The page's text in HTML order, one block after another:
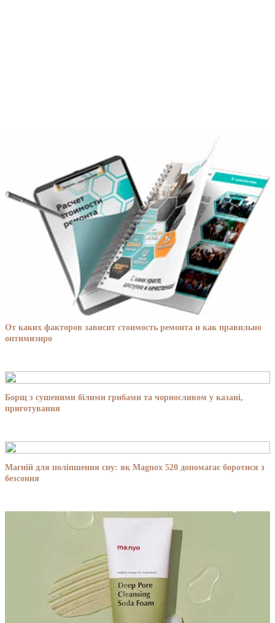
От каких факторов зависит стоимость ремонта и как правильно
оптимизиро
Борщ з сушеними білими грибами та чорносливом у казані,
приготування
Магній для поліпшення сну: як Magnox 520 допомагає боротися з
безсоння